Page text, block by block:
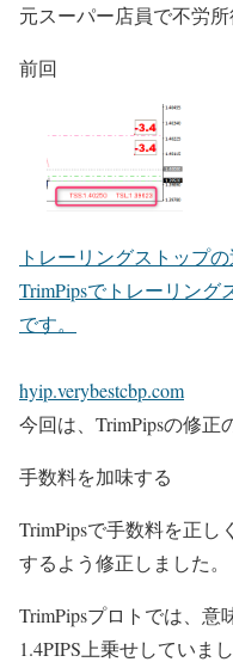
元スーパー店員で不労
前回
トレーリングストップ
TrimPipsでトレーリン
です。
hyip.verybestcbp.com
今回は、TrimPipsの修正
手数料を加味する
TrimPipsで手数料を正し
するよう修正しました。
TrimPipsプロトでは、意
1.4PIPS上乗せしていまし